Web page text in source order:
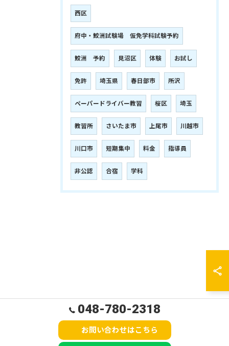
西区
府中・鮫洲試験場 仮免学科試験予約
鮫洲 予約 見沼区 体験 お試し
免許 埼玉県 春日部市 所沢
ペーパードライバー教習 桜区 埼玉
教習所 さいたま市 上尾市 川越市
川口市 短期集中 料金 指導員
非公認 合宿 学科
048-780-2318
お問い合わせはこちら